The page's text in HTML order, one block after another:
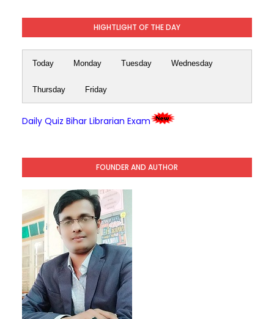
HIGHTLIGHT OF THE DAY
Today Monday Tuesday Wednesday
Thursday Friday
Daily Quiz Bihar Librarian Exam
FOUNDER AND AUTHOR